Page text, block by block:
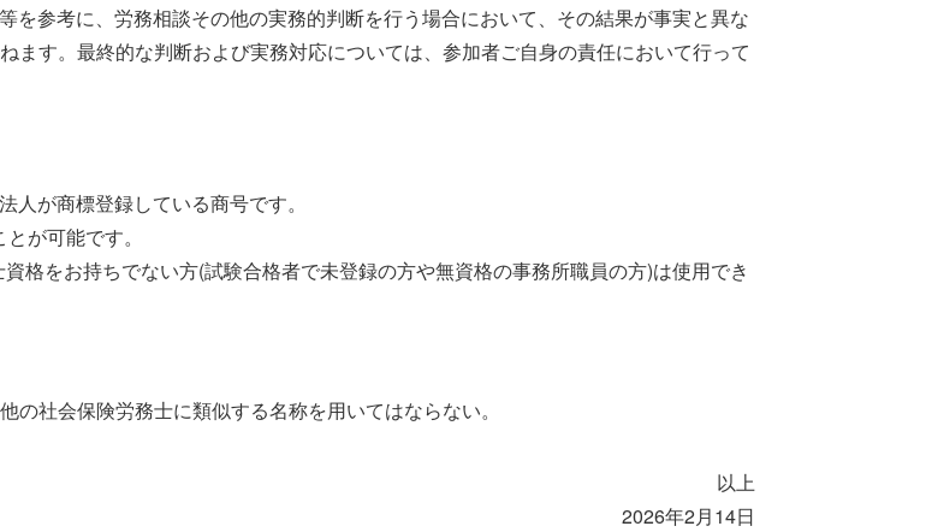
を参考に、労務相談その他の実務的判断を行う場合において、その結果が事実と異な
ます。最終的な判断および実務対応については、参加者ご自身の責任において行って
人が商標登録している商号です。
が可能です。
格をお持ちでない方(試験合格者で未登録の方や無資格の事務所職員の方)は使用でき
社会保険労務士に類似する名称を用いてはならない。
以上
2026年2月14日